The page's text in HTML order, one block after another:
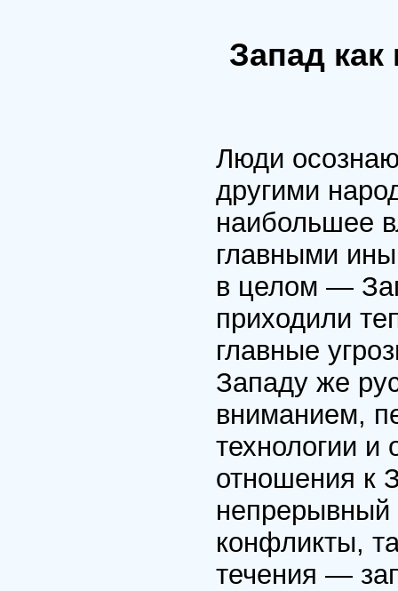
Запад
Люди
другими
наибольшее
главными
в целом —
приходили
главные
Западу же
вниманием,
технологии
отношения к
непрерывный
конфликты,
течения —